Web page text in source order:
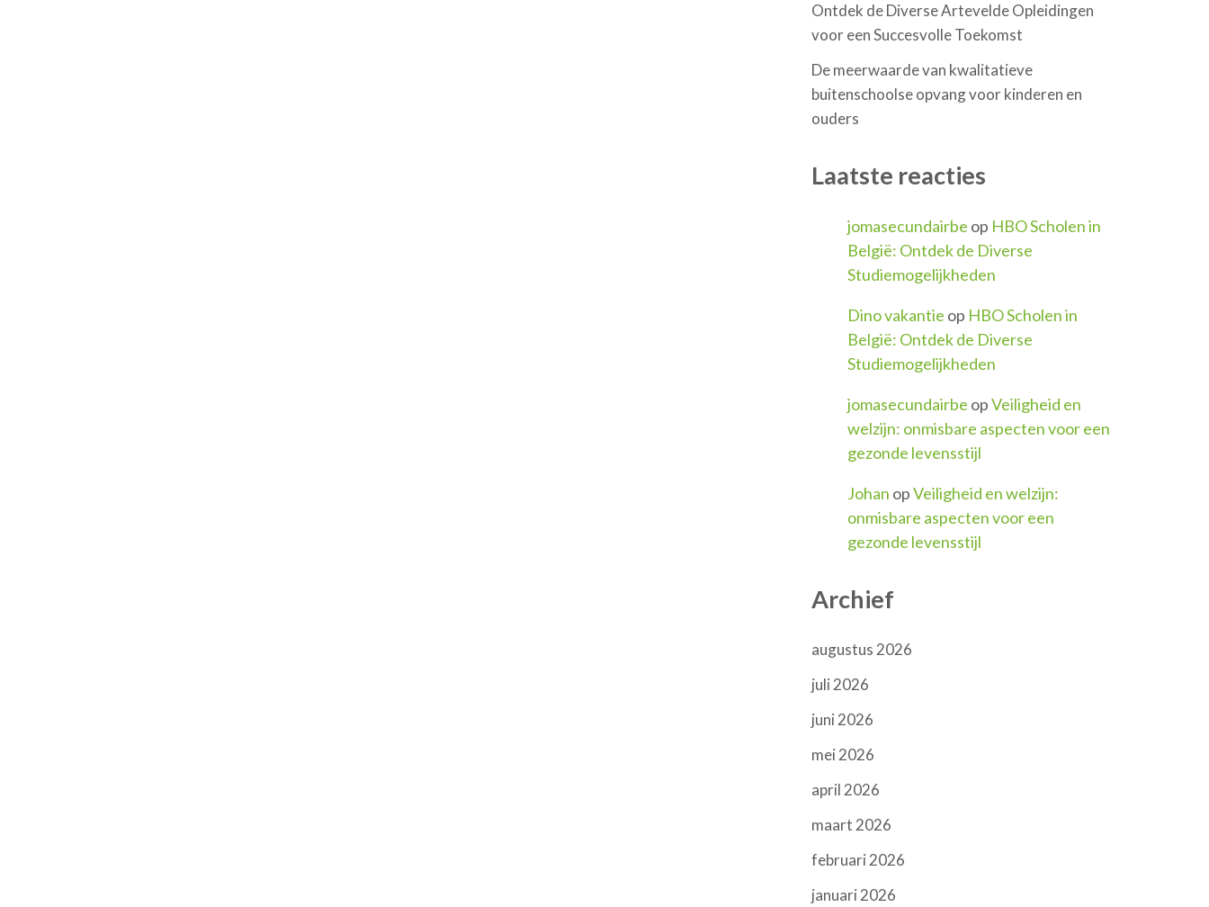
Ontdek de Diverse Artevelde Opleidingen
voor een Succesvolle Toekomst
De meerwaarde van kwalitatieve
buitenschoolse opvang voor kinderen en
ouders
Laatste reacties
jomasecundairbe op HBO Scholen in
België: Ontdek de Diverse
Studiemogelijkheden
Dino vakantie op HBO Scholen in
België: Ontdek de Diverse
Studiemogelijkheden
jomasecundairbe opVeiligheid en
welzijn: onmisbare aspecten voor een
gezonde levensstijl
Johan opVeiligheid en welzijn:
onmisbare aspecten voor een
gezonde levensstijl
Archief
augustus 2026
juli 2026
juni 2026
mei 2026
april 2026
maart 2026
februari 2026
januari 2026